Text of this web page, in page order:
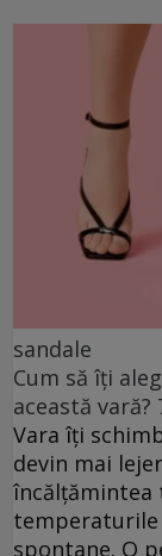
sandale
Cum să îți
această
Vara îți
devin mai
încălțămintea
spontane. O